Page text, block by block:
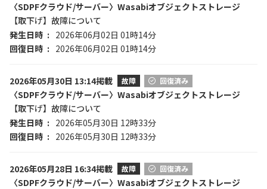
〈SDPFクラウド/サーバー〉Wasabiオブジェクトストレージ
【取下げ】故障について
発生日時
2026年06月02日 01時14分
回復日時
2026年06月02日 01時14分
2026年05月30日 13:14掲載 故障 回復済み
〈SDPFクラウド/サーバー〉Wasabiオブジェクトストレージ
【取下げ】故障について
発生日時
2026年05月30日 12時33分
回復日時
2026年05月30日 12時33分
2026年05月28日 16:34掲載 故障 回復済み
〈SDPFクラウド/サーバー〉Wasabiオブジェクトストレージ